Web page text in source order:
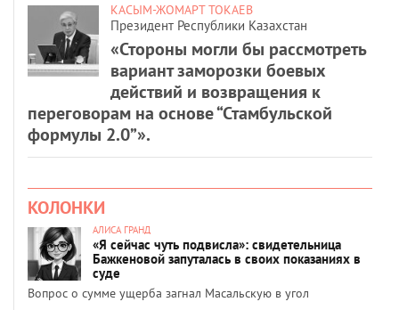
КАСЫМ-ЖОМАРТ ТОКАЕВ
Президент Республики Казахстан
«Стороны могли бы рассмотреть
вариант заморозки боевых
действий и возвращения к
переговорам на основе “Стамбульской
формулы 2.0”».
КОЛОНКИ
АЛИСА ГРАНД
«Я сейчас чуть подвисла»: свидетельница
Бажкеновой запуталась в своих показаниях в
суде
Вопрос о сумме ущерба загнал Масальскую в угол